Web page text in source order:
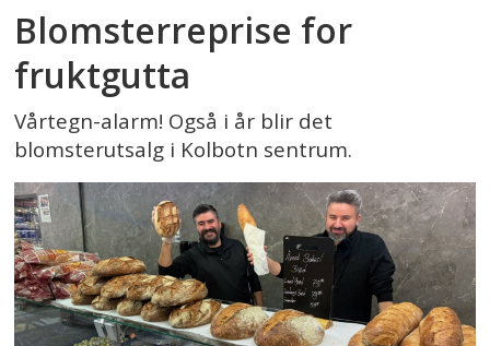
Blomsterreprise for
fruktgutta
Vårtegn-alarm! Også i år blir det
blomsterutsalg i Kolbotn sentrum.